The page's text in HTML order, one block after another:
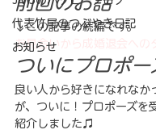
代表竹尾のつぶやき日記
お知らせ
↓この記事の続編です。
お見合いから成婚退会への
ついにプロポー
良い人から好きになれなか
が、ついに！プロポーズを
紹介しました♫